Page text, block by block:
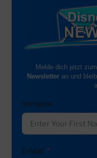
Melde dich jetzt zum
Newsletteran und
Vorname
E-Mail